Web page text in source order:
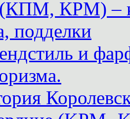
КРМ) –
подделки
и